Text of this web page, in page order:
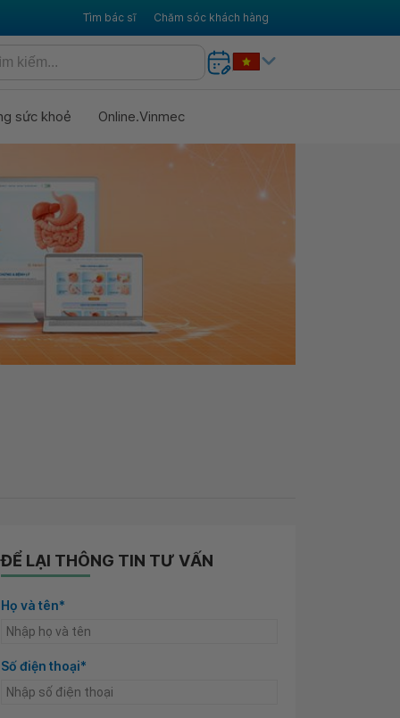
Tìm bác sĩ Chăm sóc khách hàng
sức khoẻ Online.Vinmec
ĐỂ LẠI THÔNG TIN TƯ VẤN
Họ và tên*
Số điện thoại*